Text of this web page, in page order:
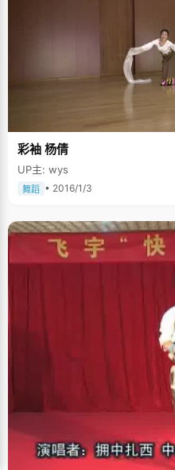
彩袖 杨倩
UP主: wys
舞蹈 • 2016/1/3